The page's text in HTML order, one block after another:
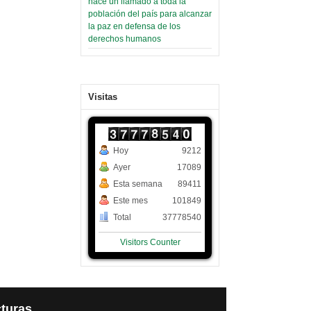
población del país para alcanzar
la paz en defensa de los
derechos humanos
Visitas
Hoy
Ayer
Esta semana
Este mes
Total
9212
17089
89411
101849
37778540
Visitors Counter